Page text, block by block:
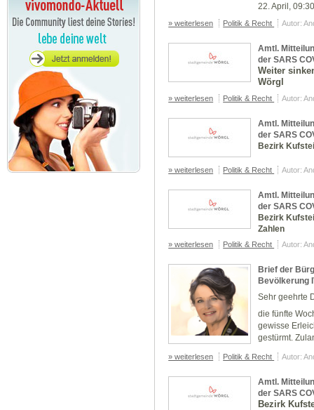
22. April,
» weiterlesen Politik & Recht Autor:
Amtl.
der SARS
Weiter
Wörgl
» weiterlesen Politik & Recht Autor:
Amtl.
der SARS
Bezirk
» weiterlesen Politik & Recht Autor:
Amtl.
der SARS
Bezirk
Zahlen
» weiterlesen Politik & Recht Autor:
Brief der
Bevölkerung
Sehr geehrte
die fünfte
gewisse
gestürmt.
» weiterlesen Politik & Recht Autor:
Amtl.
der SARS
Bezirk